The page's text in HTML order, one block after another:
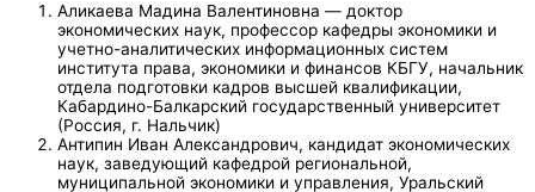
Аликаева Мадина Валентиновна — доктор
экономических наук, профессор кафедры экономики и
учетно-аналитических информационных систем
института права, экономики и финансов КБГУ, начальник
отдела подготовки кадров высшей квалификации,
Кабардино-Балкарский государственный университет
(Россия, г. Нальчик)
Антипин Иван Александрович, кандидат экономических
наук, заведующий кафедрой региональной,
муниципальной экономики и управления, Уральский